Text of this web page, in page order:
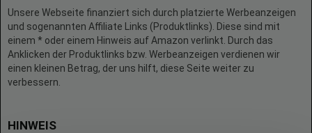
Unsere Webseite finanziert sich durch platzierte Werbeanzeigen
und sogenannten Affiliate Links (Produktlinks). Diese sind mit
einem * oder einem Hinweis auf Amazon verlinkt. Durch das
Anklicken der Produktlinks bzw. Werbeanzeigen verdienen wir
einen kleinen Betrag, der uns hilft, diese Seite weiter zu
verbessern.
HINWEIS